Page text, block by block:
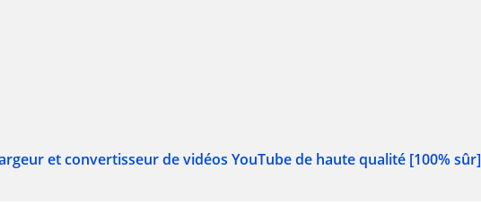
et convertisseur de vidéos YouTube de haute qualité [100% sûr]